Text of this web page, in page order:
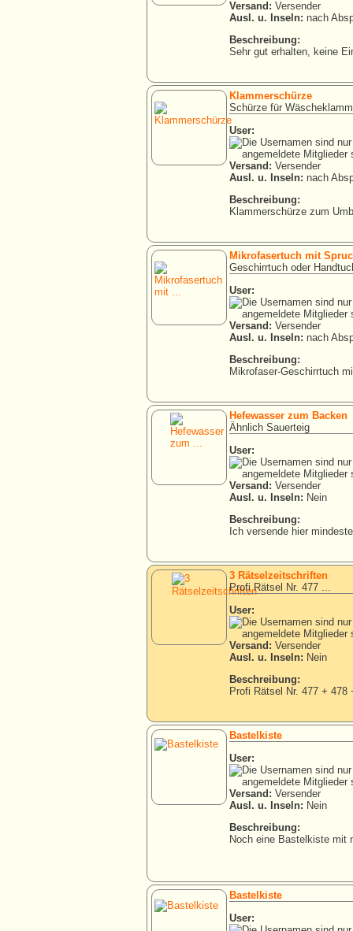
Versand: Versender
Ausl. u. Inseln: nach
Beschreibung:
Sehr gut erhalten, keine
Klammerschürze
Schürze für
User:
Versand: Versender
Ausl. u. Inseln: nach
Beschreibung:
Klammerschürze zum
Mikrofasertuch mit
Geschirrtuch oder
User:
Versand: Versender
Ausl. u. Inseln: nach
Beschreibung:
Mikrofaser-Geschirrtuch
Hefewasser zum Backen
Ähnlich Sauerteig
User:
Versand: Versender
Ausl. u. Inseln: Nein
Beschreibung:
Ich versende hier
3 Rätselzeitschriften
Profi Rätsel Nr. 477 ...
User:
Versand: Versender
Ausl. u. Inseln: Nein
Beschreibung:
Profi Rätsel Nr. 477 + 478
Bastelkiste
User:
Versand: Versender
Ausl. u. Inseln: Nein
Beschreibung:
Noch eine Bastelkiste mit
Bastelkiste
User: